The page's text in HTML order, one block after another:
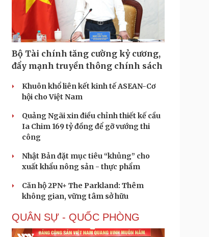
Bộ Tài chính tăng cường kỷ cương,
đẩy mạnh truyền thông chính sách
Khuôn khổ liên kết kinh tế ASEAN-Cơ
hội cho Việt Nam
Quảng Ngãi xin điều chỉnh thiết kế cầu
Ia Chim 169 tỷ đồng để gỡ vướng thi
công
Nhật Bản đặt mục tiêu “khủng” cho
xuất khẩu nông sản - thực phẩm
Căn hộ 2PN+ The Parkland: Thêm
không gian, vững tâm sở hữu
QUÂN SỰ - QUỐC PHÒNG